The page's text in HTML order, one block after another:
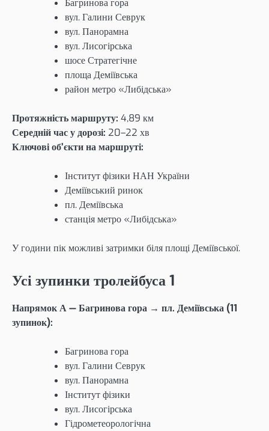
Багринова гора
вул. Галини Севрук
вул. Панорамна
вул. Лисогірська
шосе Стратегічне
площа Деміївська
район метро «Либідська»
Протяжність маршруту: 4,89 км
Середній час у дорозі: 20–22 хв
Ключові об’єкти на маршруті:
Інститут фізики НАН України
Деміївський ринок
пл. Деміївська
станція метро «Либідська»
У години пік можливі затримки біля площі Деміївської.
Усі зупинки тролейбуса 1
Напрямок А — Багринова гора → пл. Деміївська (11
зупинок):
Багринова гора
вул. Галини Севрук
вул. Панорамна
Інститут фізики
вул. Лисогірська
Гідрометеорологічна